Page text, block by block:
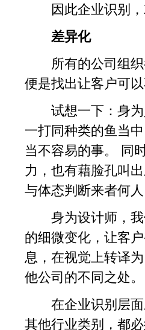
因此企业识别，
差异化
所有的公司组织
便是找出让客户可
试想一下：身为
一打同种类的鱼当
当不容易的事。 同
力，也有藉脸孔叫
与体态判断来者何人
身为设计师，我
的细微变化，让客
息，在视觉上转译
他公司的不同之处。
在企业识别层面
其他行业类别，都